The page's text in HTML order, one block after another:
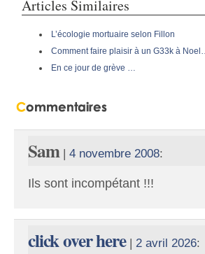
Articles Similaires
L’écologie mortuaire selon Fillon
Comment faire plaisir à un G33k à Noel…
En ce jour de grève …
Sam |4 novembre 2008:
Ils sont incompétant !!!
click over here| 2 avril 2026: